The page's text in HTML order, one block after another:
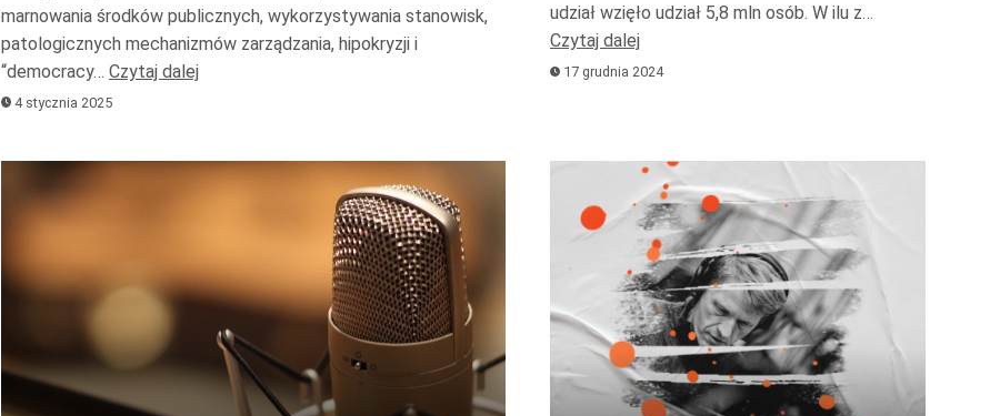
lub
marnowania środków publicznych, wykorzystywania stanowisk,
patologicznych mechanizmów zarządzania, hipokryzji i
“democracy… Czytaj dalej
4 stycznia 2025
głośność.
udział wzięło udział 5,8 mln osób. W ilu z…
Czytaj dalej
17 grudnia 2024